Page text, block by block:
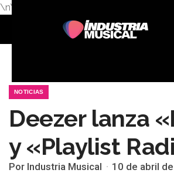
\n\n
NOTICIAS
Deezer lanza
y «Playlist
Por Industria Musical 10 de abril